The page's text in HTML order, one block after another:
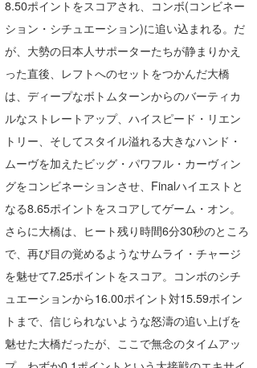
8.50ポイントをスコアされ、コンボ(コンビネー
ション・シチュエーション)に追い込まれる。だ
が、大勢の日本人サポーターたちが静まりかえ
った直後、レフトへのセットをつかんだ大橋
は、ディープなボトムターンからのバーティカ
ルなストレートアップ、ハイスピード・リエン
トリー、そしてスタイル溢れる大きなハンド・
ムーヴを加えたビッグ・パワフル・カーヴィン
グをコンビネーションさせ、Finalハイエストと
なる8.65ポイントをスコアしてゲーム・オン。
さらに大橋は、ヒート残り時間6分30秒のところ
で、再び目の覚めるようなサムライ・チャージ
を魅せて7.25ポイントをスコア。コンボのシチ
ュエーションから16.00ポイント対15.59ポイン
トまで、信じられないような怒濤の追い上げを
魅せた大橋だったが、ここで無念のタイムアッ